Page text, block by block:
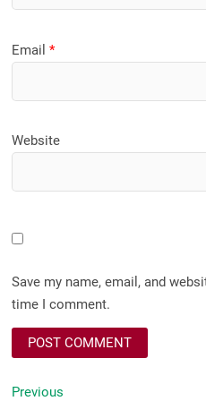
Email*
Website
Save my name, email, and
time I comment.
Post
Previous